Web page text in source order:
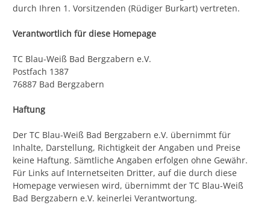
durch Ihren 1. Vorsitzenden (Rüdiger Burkart) vertreten.
Verantwortlich für diese Homepage
TC Blau-Weiß Bad Bergzabern e.V.
Postfach 1387
76887 Bad Bergzabern
Haftung
Der TC Blau-Weiß Bad Bergzabern e.V. übernimmt für
Inhalte, Darstellung, Richtigkeit der Angaben und Preise
keine Haftung. Sämtliche Angaben erfolgen ohne Gewähr.
Für Links auf Internetseiten Dritter, auf die durch diese
Homepage verwiesen wird, übernimmt der TC Blau-Weiß
Bad Bergzabern e.V. keinerlei Verantwortung.